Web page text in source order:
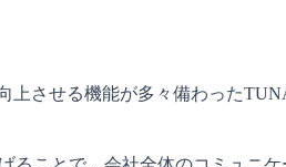
させる機能が多々備わった